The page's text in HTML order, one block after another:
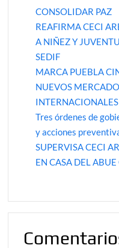
CONSOLIDAR PAZ
REAFIRMA CECI
A NIÑEZ Y
SEDIF
MARCA PUEBLA
NUEVOS
INTERNACIONALES
Tres órdenes de
y acciones
SUPERVISA CECI
EN CASA DEL